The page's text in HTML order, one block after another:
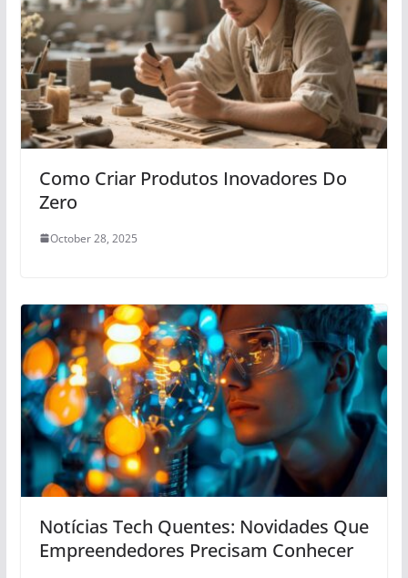
Como Criar Produtos Inovadores Do
Zero
October 28, 2025
Notícias Tech Quentes: Novidades Que
Empreendedores Precisam Conhecer